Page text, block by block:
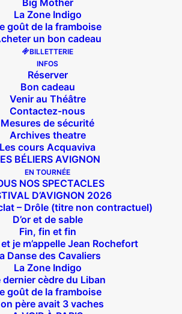
Big Mother
La Zone Indigo
goût de la framboise
un bon cadeau
BILLETTERIE
INFOS
Réserver
Bon cadeau
Venir au Théâtre
Contactez-nous
Mesures de sécurité
Archives theatre
Les cours Acquaviva
BÉLIERS AVIGNON
EN TOURNÉE
NOS SPECTACLES
D’AVIGNON 2026
– Drôle (titre non contractuel)
D’or et de sable
Fin, fin et fin
et je m’appelle Jean Rochefort
Danse des Cavaliers
La Zone Indigo
dernier cèdre du Liban
goût de la framboise
père avait 3 vaches
Claire-Neveu_Chemise_HD©Jean-
Michel-Grard-2
GIRL - Une épopée auto-immune
Claire-Neveu_Chemise_HD©Jean-
Michel-Grard-2